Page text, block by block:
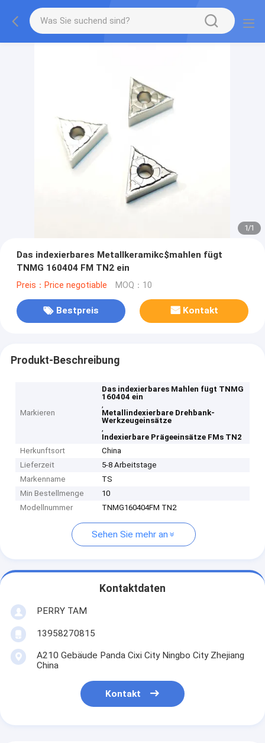
1/1
Das indexierbares Metallkeramikc$mahlen fügt
TNMG 160404 FM TN2 ein
Preis：Price negotiable MOQ：10
Bestpreis Kontakt
Produkt-Beschreibung
Markieren
Das indexierbares Mahlen fügt TNMG
160404 ein
,
Metallindexierbare Drehbank-
Werkzeugeinsätze
,
Indexierbare Prägeeinsätze FMs TN2
Herkunftsort
China
Lieferzeit
5-8 Arbeitstage
Markenname
TS
Min Bestellmenge
10
Modellnummer
TNMG160404FM TN2
Sehen Sie mehr an
Kontaktdaten
PERRY TAM
13958270815
A210 Gebäude Panda Cixi City Ningbo City Zhejiang
China
Kontakt